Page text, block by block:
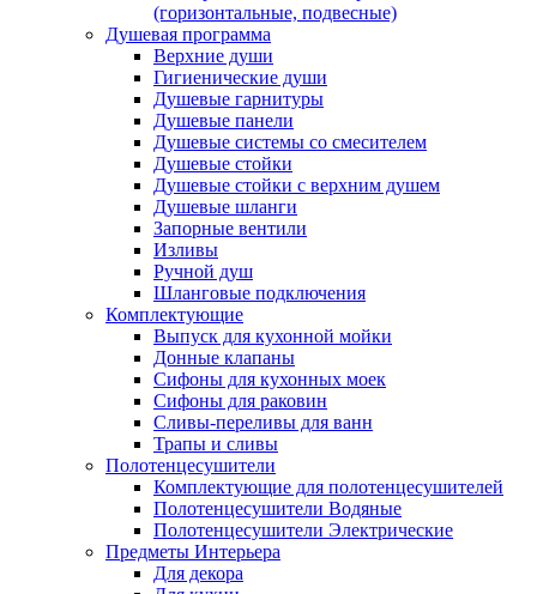
(горизонтальные, подвесные)
Душевая программа
Верхние души
Гигиенические души
Душевые гарнитуры
Душевые панели
Душевые системы со смесителем
Душевые стойки
Душевые стойки с верхним душем
Душевые шланги
Запорные вентили
Изливы
Ручной душ
Шланговые подключения
Комплектующие
Выпуск для кухонной мойки
Донные клапаны
Сифоны для кухонных моек
Сифоны для раковин
Сливы-переливы для ванн
Трапы и сливы
Полотенцесушители
Комплектующие для полотенцесушителей
Полотенцесушители Водяные
Полотенцесушители Электрические
Предметы Интерьера
Для декора